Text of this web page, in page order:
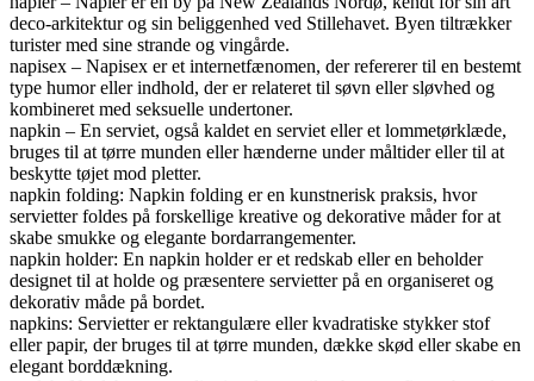
deco-arkitektur og sin beliggenhed ved Stillehavet. Byen tiltrækker
turister med sine strande og vingårde.
napisex – Napisex er et internetfænomen, der refererer til en bestemt
type humor eller indhold, der er relateret til søvn eller sløvhed og
kombineret med seksuelle undertoner.
napkin – En serviet, også kaldet en serviet eller et lommetørklæde,
bruges til at tørre munden eller hænderne under måltider eller til at
beskytte tøjet mod pletter.
napkin folding: Napkin folding er en kunstnerisk praksis, hvor
servietter foldes på forskellige kreative og dekorative måder for at
skabe smukke og elegante bordarrangementer.
napkin holder: En napkin holder er et redskab eller en beholder
designet til at holde og præsentere servietter på en organiseret og
dekorativ måde på bordet.
napkins: Servietter er rektangulære eller kvadratiske stykker stof
eller papir, der bruges til at tørre munden, dække skød eller skabe en
elegant borddækning.